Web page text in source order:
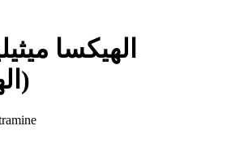
الهيكسا